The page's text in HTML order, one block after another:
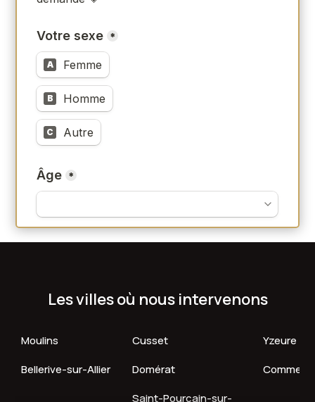
Les villes où nous intervenons
Moulins Cusset
Yzeure
Bellerive-sur-Allier
Domérat
Saint-Pourçain-sur-